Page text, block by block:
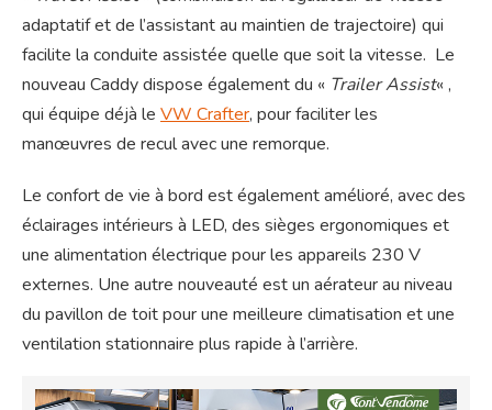
adaptatif et de l’assistant au maintien de trajectoire) qui
facilite la conduite assistée quelle que soit la vitesse. Le
nouveau Caddy dispose également du « Trailer Assist« ,
qui équipe déjà le VW Crafter, pour faciliter les
manœuvres de recul avec une remorque.
Le confort de vie à bord est également amélioré, avec des
éclairages intérieurs à LED, des sièges ergonomiques et
une alimentation électrique pour les appareils 230 V
externes. Une autre nouveauté est un aérateur au niveau
du pavillon de toit pour une meilleure climatisation et une
ventilation stationnaire plus rapide à l’arrière.